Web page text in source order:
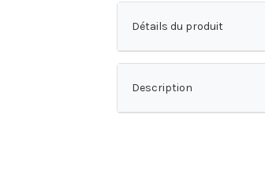
Détails du produit
Description